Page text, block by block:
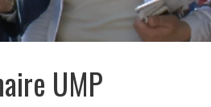
UMP